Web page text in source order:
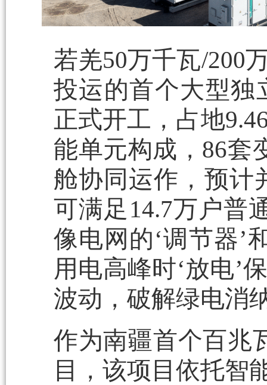
若羌50万千瓦/200
投运的首个大型独
正式开工，占地
能单元构成，86套
舱协同运作，预计
可满足14.7万户普
像电网的‘调节器’
用电高峰时‘放电’
波动，破解绿电消
作为南疆首个百兆
目，该项目依托智